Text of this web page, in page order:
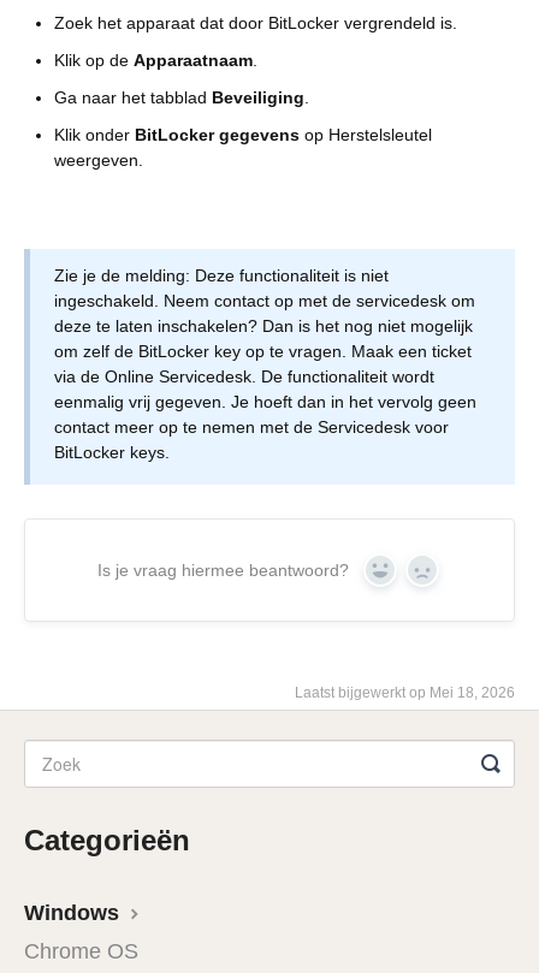
Zoek het apparaat dat door BitLocker vergrendeld is.
Klik op de Apparaatnaam
Ga naar het tabblad Beveiliging
Klik onder BitLocker gegevens op Herstelsleutel
weergeven.
Zie je de melding: Deze functionaliteit is niet
ingeschakeld. Neem contact op met de servicedesk om
deze te laten inschakelen? Dan is het nog niet mogelijk
om zelf de BitLocker key op te vragen. Maak een ticket
via de Online Servicedesk. De functionaliteit wordt
eenmalig vrij gegeven. Je hoeft dan in het vervolg geen
contact meer op te nemen met de Servicedesk voor
BitLocker keys.
Is je vraag hiermee beantwoord? Yes No
Laatst bijgewerkt op Mei 18, 2026
Categorieën
Windows
Chrome OS